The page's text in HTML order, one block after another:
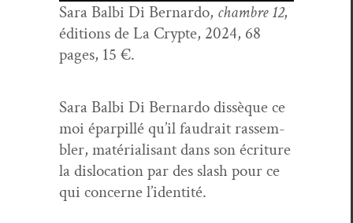
Sara Bal­bi Di Bernar­do, cham­bre 12,
édi­tions de La Crypte, 2024, 68
pages, 15 €.
Sara Bal­bi Di Bernar­do dis­sèque ce
moi éparpil­lé qu’il faudrait rassem­
bler, matéri­al­isant dans son écri­t­ure
la dis­lo­ca­tion par des slash pour ce
qui con­cerne l’identité.